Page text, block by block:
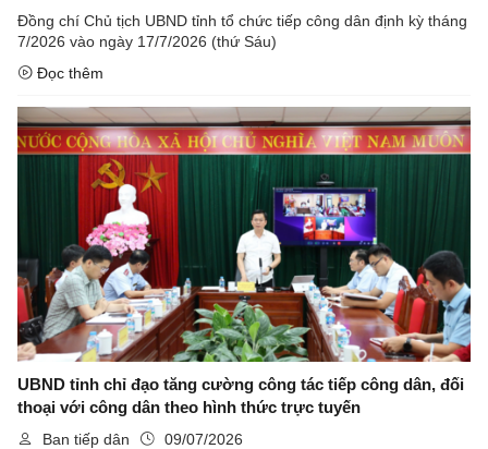
Đồng chí Chủ tịch UBND tỉnh tổ chức tiếp công dân định kỳ tháng
7/2026 vào ngày 17/7/2026 (thứ Sáu)
Đọc thêm
UBND tỉnh chỉ đạo tăng cường công tác tiếp công dân, đối
thoại với công dân theo hình thức trực tuyến
Ban tiếp dân
09/07/2026